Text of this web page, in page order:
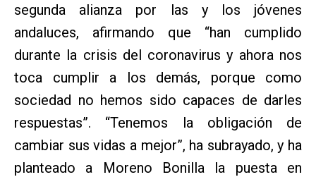
segunda alianza por las y los jóvenes
andaluces, afirmando que “han cumplido
durante la crisis del coronavirus y ahora nos
toca cumplir a los demás, porque como
sociedad no hemos sido capaces de darles
respuestas”. “Tenemos la obligación de
cambiar sus vidas a mejor”, ha subrayado, y ha
planteado a Moreno Bonilla la puesta en